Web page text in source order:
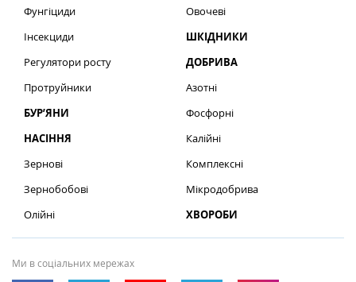
Фунгіциди
Інсекциди
Регулятори росту
Протруйники
БУР’ЯНИ
НАСІННЯ
Зернові
Зернобобові
Олійні
Овочеві
ШКІДНИКИ
ДОБРИВА
Азотні
Фосфорні
Калійні
Комплексні
Мікродобрива
ХВОРОБИ
Ми в соціальних мережах